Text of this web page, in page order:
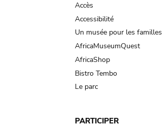
Accès
Accessibilité
Un musée pour les familles
AfricaMuseumQuest
AfricaShop
Bistro Tembo
Le parc
PARTICIPER